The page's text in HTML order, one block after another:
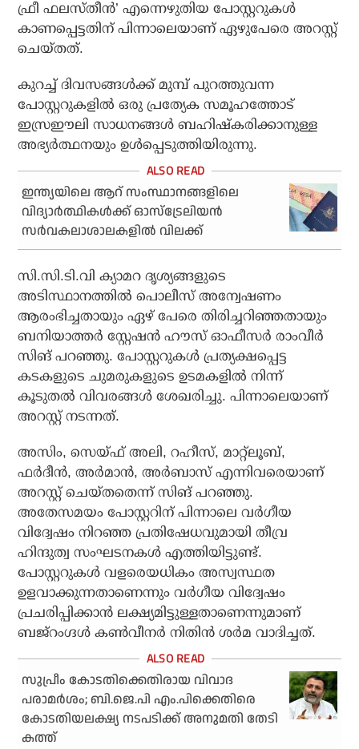
ഫ്രീ ഫലസ്തീൻ’ എന്നെഴുതിയ പോസ്റ്ററുകൾ
കാണപ്പെട്ടതിന് പിന്നാലെയാണ് ഏഴുപേരെ അറസ്റ്റ്
ചെയ്തത്.
കുറച്ച് ദിവസങ്ങൾക്ക് മുമ്പ് പുറത്തുവന്ന
പോസ്റ്ററുകളിൽ ഒരു പ്രത്യേക സമൂഹത്തോട്
ഇസ്രഈലി സാധനങ്ങൾ ബഹിഷ്‌കരിക്കാനുള്ള
അഭ്യർത്ഥനയും ഉൾപ്പെടുത്തിയിരുന്നു.
ഇന്ത്യയിലെ ആറ് സംസ്ഥാനങ്ങളിലെ
വിദ്യാര്‍ത്ഥികള്‍ക്ക് ഓസ്‌ട്രേലിയന്‍
സര്‍വകലാശാലകളില്‍ വിലക്ക്
സി.സി.ടി.വി ക്യാമറ ദൃശ്യങ്ങളുടെ
അടിസ്ഥാനത്തിൽ പൊലീസ് അന്വേഷണം
ആരംഭിച്ചതായും ഏഴ് പേരെ തിരിച്ചറിഞ്ഞതായും
ബനിയാത്തർ സ്റ്റേഷൻ ഹൗസ് ഓഫീസർ രാംവീർ
സിങ് പറഞ്ഞു. പോസ്റ്ററുകൾ പ്രത്യക്ഷപ്പെട്ട
കടകളുടെ ചുമരുകളുടെ ഉടമകളിൽ നിന്ന്
കൂടുതൽ വിവരങ്ങൾ ശേഖരിച്ചു. പിന്നാലെയാണ്
അറസ്റ്റ് നടന്നത്.
അസിം, സെയ്ഫ് അലി, റഹീസ്, മാറ്റ്‌ലൂബ്,
ഫർദീൻ, അർമാൻ, അർബാസ് എന്നിവരെയാണ്
അറസ്റ്റ് ചെയ്തതെന്ന് സിങ് പറഞ്ഞു.
അതേസമയം പോസ്റ്ററിന് പിന്നാലെ വർഗീയ
വിദ്വേഷം നിറഞ്ഞ പ്രതിഷേധവുമായി തീവ്ര
ഹിന്ദുത്വ സംഘടനകൾ എത്തിയിട്ടുണ്ട്.
പോസ്റ്ററുകൾ വളരെയധികം അസ്വസ്ഥത
ഉളവാക്കുന്നതാണെന്നും വർഗീയ വിദ്വേഷം
പ്രചരിപ്പിക്കാൻ ലക്ഷ്യമിട്ടുള്ളതാണെന്നുമാണ്
ബജ്‌റംഗ്ദൾ കൺവീനർ നിതിൻ ശർമ വാദിച്ചത്.
സുപ്രീം കോടതിക്കെതിരായ വിവാദ
പരാമര്‍ശം; ബി.ജെ.പി എം.പിക്കെതിരെ
കോടതിയലക്ഷ്യ നടപടിക്ക് അനുമതി തേടി
കത്ത്